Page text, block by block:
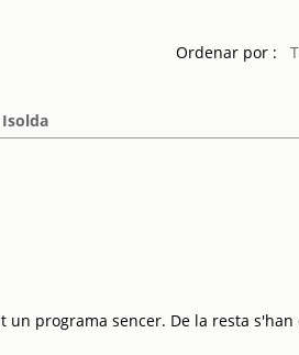
Ordenar por :
un programa sencer. De la resta